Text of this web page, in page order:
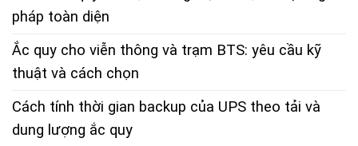
pháp toàn diện
Ắc quy cho viễn thông và trạm BTS: yêu cầu kỹ
thuật và cách chọn
Cách tính thời gian backup của UPS theo tải và
dung lượng ắc quy